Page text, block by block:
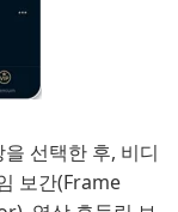
선택한 후, 비디
보간(Frame